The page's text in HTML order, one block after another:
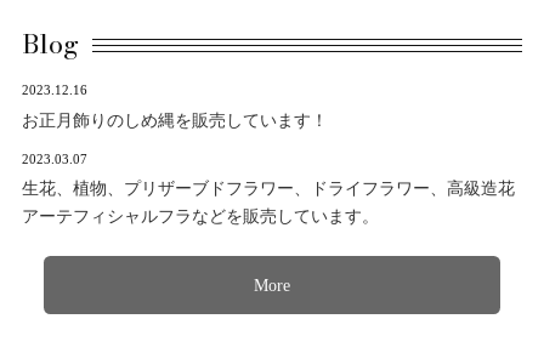
Blog
2023.12.16
お正月飾りのしめ縄を販売しています！
2023.03.07
生花、植物、プリザーブドフラワー、ドライフラワー、高級造花
アーテフィシャルフラなどを販売しています。
More